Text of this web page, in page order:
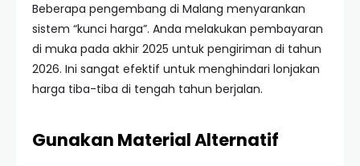
Beberapa pengembang di Malang menyarankan
sistem “kunci harga”. Anda melakukan pembayaran
di muka pada akhir 2025 untuk pengiriman di tahun
2026. Ini sangat efektif untuk menghindari lonjakan
harga tiba-tiba di tengah tahun berjalan.
Gunakan Material Alternatif